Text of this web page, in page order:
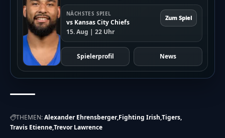
NÄCHSTES SPIEL
vs Kansas City Chiefs
15. Aug | 22 Uhr
Zum Spiel
Spielerprofil News
THEMEN:Alexander Ehrensberger Fighting Irish Tigers
Travis EtienneTrevor Lawrence